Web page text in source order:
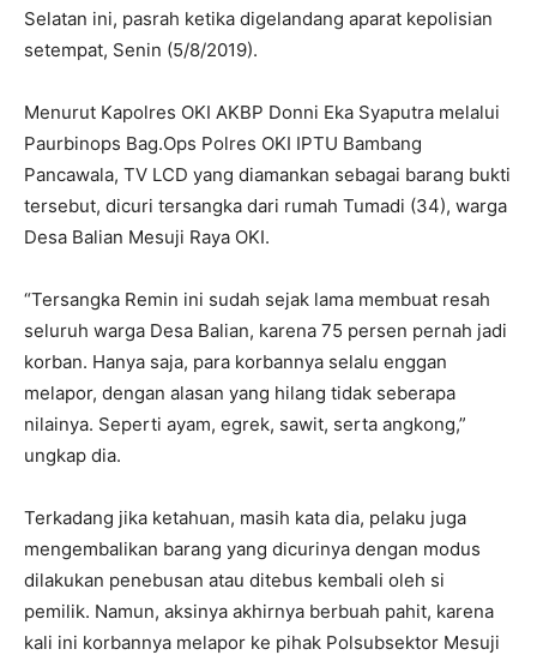
Selatan ini, pasrah ketika digelandang aparat kepolisian
setempat, Senin (5/8/2019).
Menurut Kapolres OKI AKBP Donni Eka Syaputra melalui
Paurbinops Bag.Ops Polres OKI IPTU Bambang
Pancawala, TV LCD yang diamankan sebagai barang bukti
tersebut, dicuri tersangka dari rumah Tumadi (34), warga
Desa Balian Mesuji Raya OKI.
“Tersangka Remin ini sudah sejak lama membuat resah
seluruh warga Desa Balian, karena 75 persen pernah jadi
korban. Hanya saja, para korbannya selalu enggan
melapor, dengan alasan yang hilang tidak seberapa
nilainya. Seperti ayam, egrek, sawit, serta angkong,”
ungkap dia.
Terkadang jika ketahuan, masih kata dia, pelaku juga
mengembalikan barang yang dicurinya dengan modus
dilakukan penebusan atau ditebus kembali oleh si
pemilik. Namun, aksinya akhirnya berbuah pahit, karena
kali ini korbannya melapor ke pihak Polsubsektor Mesuji